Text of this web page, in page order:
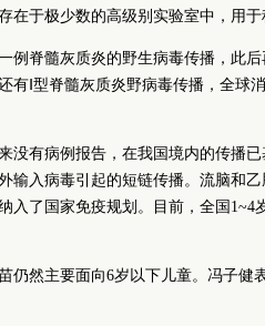
在于极少数的高级别实验室中，用于
例脊髓灰质炎的野生病毒传播，此后
有Ⅰ型脊髓灰质炎野病毒传播，全球
没有病例报告，在我国境内的传播
输入病毒引起的短链传播。流脑和
入了国家免疫规划。目前，全国1~4
仍然主要面向6岁以下儿童。冯子健